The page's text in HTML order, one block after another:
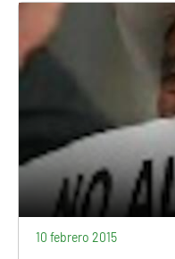
10 febrero 2015